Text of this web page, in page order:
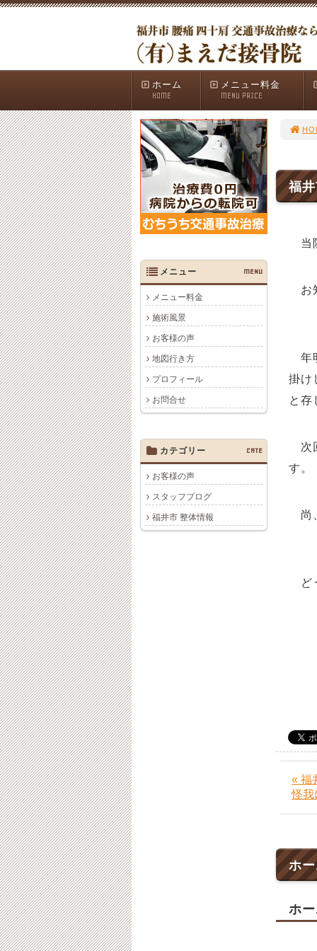
ホーム
HOME
メニュー料金
MENU PRICE
福
当
お
年
掛け
と存
次
す。
尚
ど
« 福
怪我
ホ
ホ
メニュー MENU
メニュー料金
施術風景
お客様の声
地図行き方
プロフィール
お問合せ
カテゴリー CATE
お客様の声
スタッフブログ
福井市 整体情報